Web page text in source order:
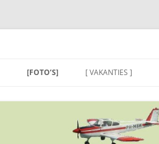
[FOTO’S] [ VAKANTIES ]